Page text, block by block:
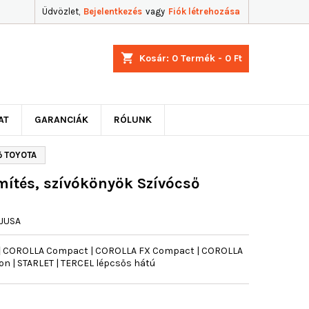
Üdvözlet, Bejelentkezés vagy Fiók létrehozása
shopping_cart Kosár: 0 Termék - 0 Ft
GARANCIÁK RÓLUNK
szívókönyök Szívócső
Compact | COROLLA FX Compact | COROLLA
| STARLET | TERCEL lépcsős hátú